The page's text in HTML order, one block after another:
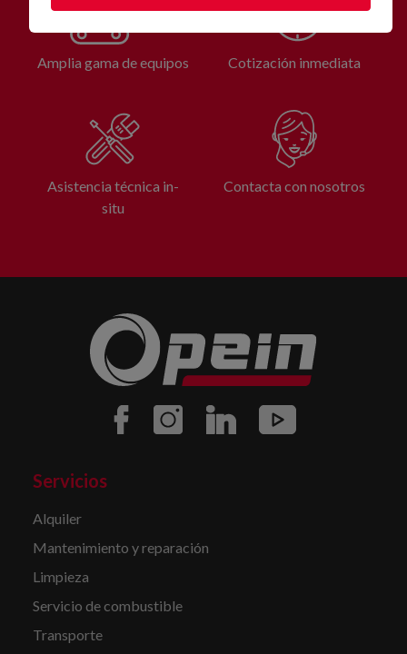
Amplia gama de equipos Cotización inmediata
Asistencia técnica in-
situ
Contacta con nosotros
Servicios
Alquiler
Mantenimiento y reparación
Limpieza
Servicio de combustible
Transporte